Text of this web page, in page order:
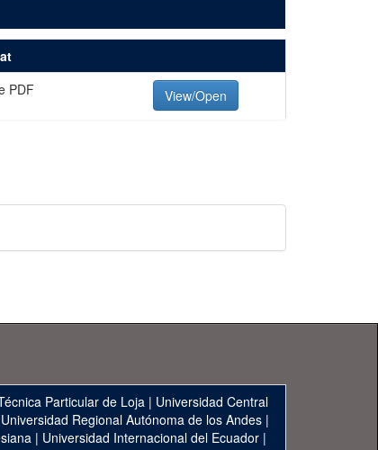
PDF View/Open
Particular de Loja | Universidad Central
Universidad Regional Autónoma de los Andes|
| Universidad Internacional del Ecuador|